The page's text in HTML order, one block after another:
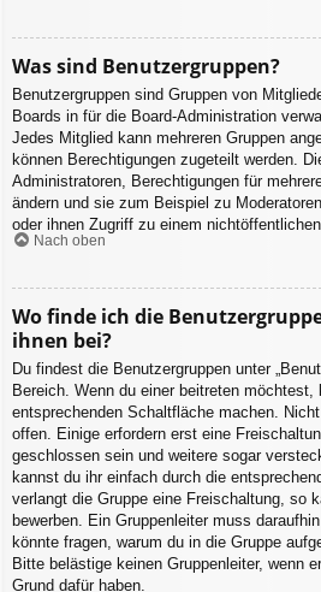
Was sind Benutzergruppen?
Benutzergruppen sind Gruppen von
Boards in für die Board-Administration
Jedes Mitglied kann mehreren Gruppen
können Berechtigungen zugeteilt werden.
Administratoren, Berechtigungen für
ändern und sie zum Beispiel zu
oder ihnen Zugriff zu einem
Nach oben
Wo finde ich die
ihnen bei?
Du findest die Benutzergruppen unter
Bereich. Wenn du einer beitreten
entsprechenden Schaltfläche machen.
offen. Einige erfordern erst eine
geschlossen sein und weitere sogar
kannst du ihr einfach durch die
verlangt die Gruppe eine Freischaltung, so
bewerben. Ein Gruppenleiter muss
könnte fragen, warum du in die Gruppe
Bitte belästige keinen Gruppenleiter, wenn
Grund dafür haben.